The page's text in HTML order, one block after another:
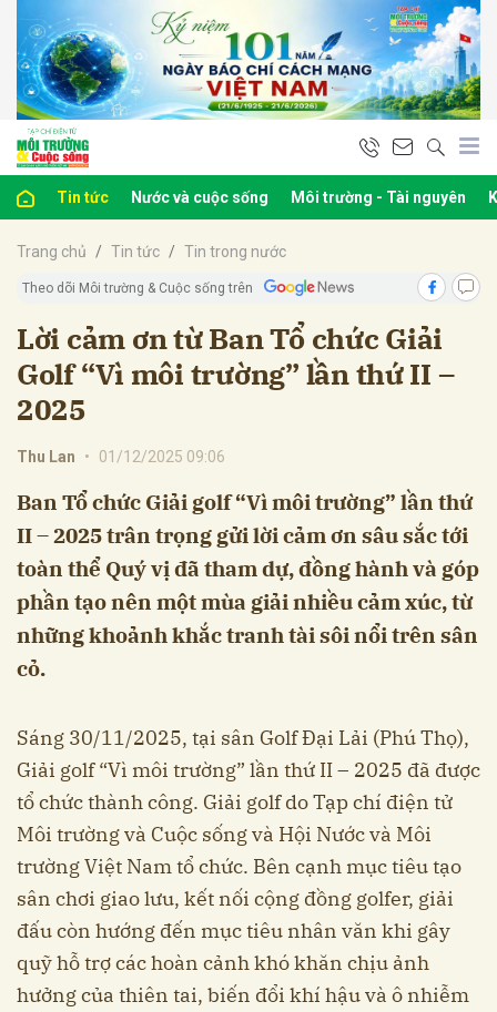
Tin tức Nước và cuộc sống Môi trường - Tài nguyên
Trang chủ Tin tức Tin trong nước
Theo dõi Môi trường & Cuộc sống trên
Lời cảm ơn từ Ban Tổ chức Giải
Golf “Vì môi trường” lần thứ II –
2025
Thu Lan • 01/12/2025 09:06
Ban Tổ chức Giải golf “Vì môi trường” lần thứ
II – 2025 trân trọng gửi lời cảm ơn sâu sắc tới
toàn thể Quý vị đã tham dự, đồng hành và góp
phần tạo nên một mùa giải nhiều cảm xúc, từ
những khoảnh khắc tranh tài sôi nổi trên sân
cỏ.
Sáng 30/11/2025, tại sân Golf Đại Lải (Phú Thọ),
Giải golf “Vì môi trường” lần thứ II – 2025 đã được
tổ chức thành công. Giải golf do Tạp chí điện tử
Môi trường và Cuộc sống và Hội Nước và Môi
trường Việt Nam tổ chức. Bên cạnh mục tiêu tạo
sân chơi giao lưu, kết nối cộng đồng golfer, giải
đấu còn hướng đến mục tiêu nhân văn khi gây
quỹ hỗ trợ các hoàn cảnh khó khăn chịu ảnh
hưởng của thiên tai, biến đổi khí hậu và ô nhiễm
luận
Hủy